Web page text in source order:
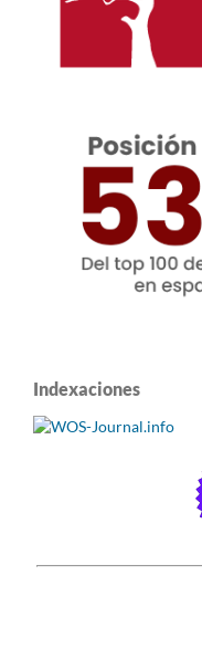
Indexaciones